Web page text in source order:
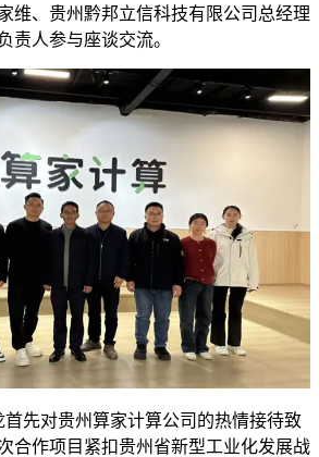
维、贵州黔邦立信科技有限公司总经理
责人参与座谈交流。
先对贵州算家计算公司的热情接待致
合作项目紧扣贵州省新型工业化发展战